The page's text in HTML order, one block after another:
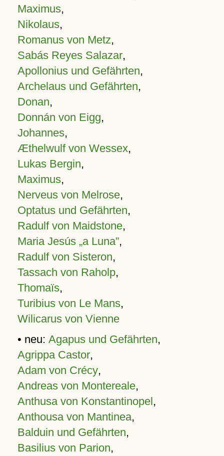
Maximus,
Nikolaus,
Romanus von Metz,
Sabás Reyes Salazar,
Apollonius und Gefährten,
Archelaus und Gefährten,
Donan,
Donnán von Eigg,
Johannes,
Æthelwulf von Wessex,
Lukas Bergin,
Maximus,
Nerveus von Melrose,
Optatus und Gefährten,
Radulf von Maidstone,
Maria Jesús „a Luna”,
Radulf von Sisteron,
Tassach von Raholp,
Thomaïs,
Turibius von Le Mans,
Wilicarus von Vienne
• neu: Agapus und Gefährten,
Agrippa Castor,
Adam von Crécy,
Andreas von Montereale,
Anthusa von Konstantinopel,
Anthousa von Mantinea,
Balduin und Gefährten,
Basilius von Parion,